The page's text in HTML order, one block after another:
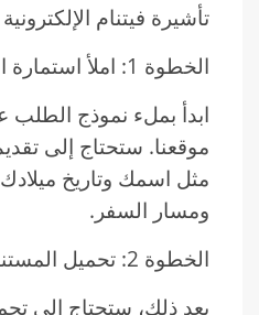
تأشيرة فيتنام
الخطوة 1: املأ استمارة الطلب
ابدأ بملء نموذج الطلب
موقعنا. ستحتاج إلى
مثل اسمك وتاريخ
ومسار السفر.
الخطوة 2: تحميل المستندات المطلوبة
بعد ذلك، ستحتاج إلى